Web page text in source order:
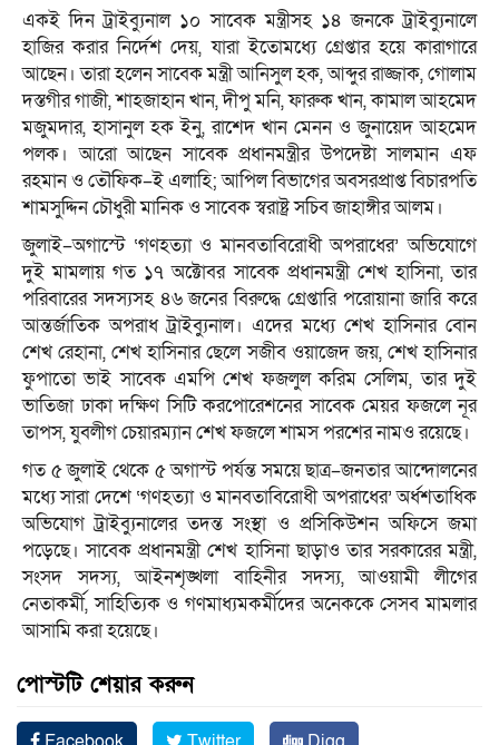
একই দিন ট্রাইব্যুনাল ১০ সাবেক মন্ত্রীসহ ১৪ জনকে ট্রাইব্যুনালে
হাজির করার নির্দেশ দেয়, যারা ইতোমধ্যে গ্রেপ্তার হয়ে কারাগারে
আছেন। তারা হলেন সাবেক মন্ত্রী আনিসুল হক, আব্দুর রাজ্জাক, গোলাম
দস্তগীর গাজী, শাহজাহান খান, দীপু মনি, ফারুক খান, কামাল আহমেদ
মজুমদার, হাসানুল হক ইনু, রাশেদ খান মেনন ও জুনায়েদ আহমেদ
পলক। আরো আছেন সাবেক প্রধানমন্ত্রীর উপদেষ্টা সালমান এফ
রহমান ও তৌফিক–ই এলাহি; আপিল বিভাগের অবসরপ্রাপ্ত বিচারপতি
শামসুদ্দিন চৌধুরী মানিক ও সাবেক স্বরাষ্ট্র সচিব জাহাঙ্গীর আলম।
জুলাই–অগাস্টে ‘গণহত্যা ও মানবতাবিরোধী অপরাধের’ অভিযোগে
দুই মামলায় গত ১৭ অক্টোবর সাবেক প্রধানমন্ত্রী শেখ হাসিনা, তার
পরিবারের সদস্যসহ ৪৬ জনের বিরুদ্ধে গ্রেপ্তারি পরোয়ানা জারি করে
আন্তর্জাতিক অপরাধ ট্রাইব্যুনাল। এদের মধ্যে শেখ হাসিনার বোন
শেখ রেহানা, শেখ হাসিনার ছেলে সজীব ওয়াজেদ জয়, শেখ হাসিনার
ফুপাতো ভাই সাবেক এমপি শেখ ফজলুল করিম সেলিম, তার দুই
ভাতিজা ঢাকা দক্ষিণ সিটি করপোরেশনের সাবেক মেয়র ফজলে নূর
তাপস, যুবলীগ চেয়ারম্যান শেখ ফজলে শামস পরশের নামও রয়েছে।
গত ৫ জুলাই থেকে ৫ অগাস্ট পর্যন্ত সময়ে ছাত্র–জনতার আন্দোলনের
মধ্যে সারা দেশে ‘গণহত্যা ও মানবতাবিরোধী অপরাধের’ অর্ধশতাধিক
অভিযোগ ট্রাইব্যুনালের তদন্ত সংস্থা ও প্রসিকিউশন অফিসে জমা
পড়েছে। সাবেক প্রধানমন্ত্রী শেখ হাসিনা ছাড়াও তার সরকারের মন্ত্রী,
সংসদ সদস্য, আইনশৃঙ্খলা বাহিনীর সদস্য, আওয়ামী লীগের
নেতাকর্মী, সাহিত্যিক ও গণমাধ্যমকর্মীদের অনেককে সেসব মামলার
আসামি করা হয়েছে।
পোস্টটি শেয়ার করুন